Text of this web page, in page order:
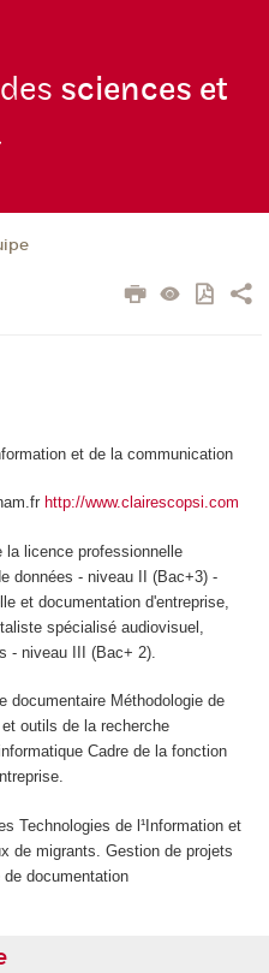
sciences et
et de la communication
http://www.clairescopsi.com
licence professionnelle
données - niveau II (Bac+3) -
et documentation d'entreprise,
spécialisé audiovisuel,
- niveau III (Bac+ 2).
documentaire Méthodologie de
outils de la recherche
Cadre de la fonction
Technologies de l¹Information et
de migrants. Gestion de projets
documentation